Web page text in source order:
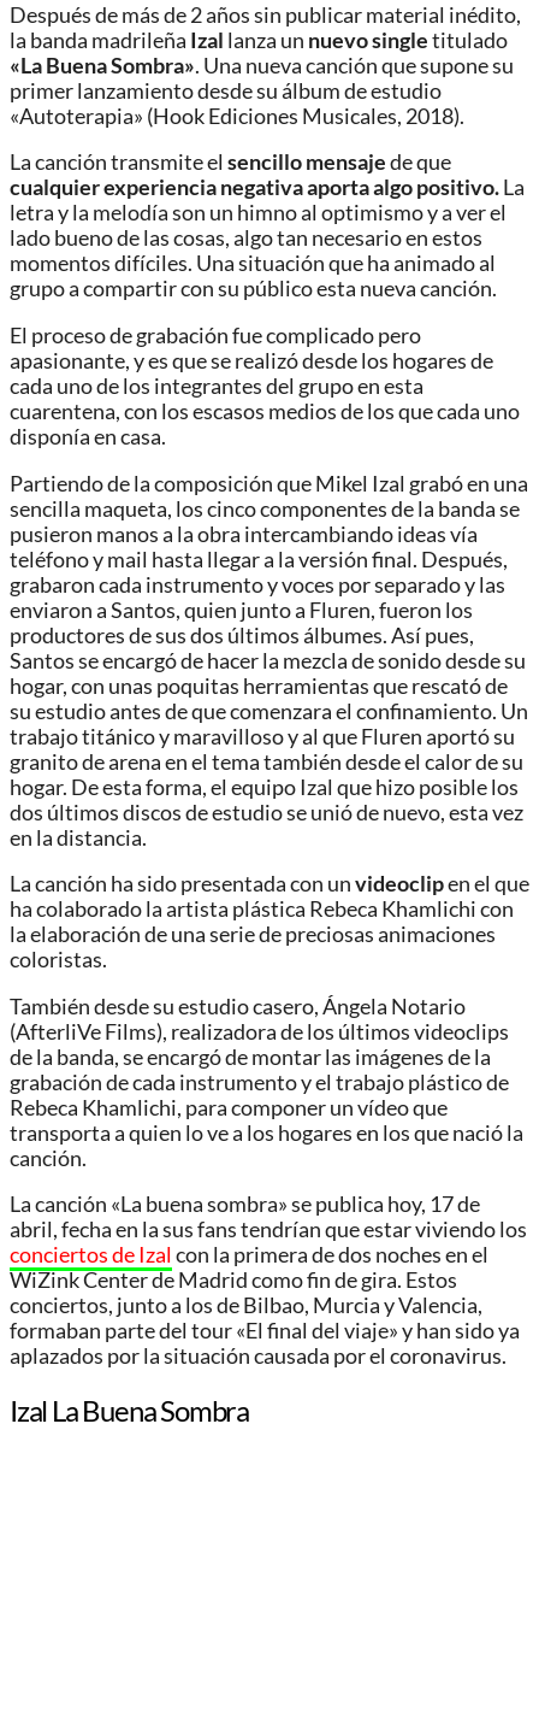
Después de más de 2 años sin publicar material inédito,
la banda madrileña Izal lanza un nuevo singletitulado
«La Buena Sombra». Una nueva canción que supone su
primer lanzamiento desde su álbum de estudio
«Autoterapia» (Hook Ediciones Musicales, 2018).
La canción transmite el sencillo mensajede que
cualquier experiencia negativa aporta algo positivo.La
letra y la melodía son un himno al optimismo y a ver el
lado bueno de las cosas, algo tan necesario en estos
momentos difíciles. Una situación que ha animado al
grupo a compartir con su público esta nueva canción.
El proceso de grabación fue complicado pero
apasionante, y es que se realizó desde los hogares de
cada uno de los integrantes del grupo en esta
cuarentena, con los escasos medios de los que cada uno
disponía en casa.
Partiendo de la composición que Mikel Izal grabó en una
sencilla maqueta, los cinco componentes de la banda se
pusieron manos a la obra intercambiando ideas vía
teléfono y mail hasta llegar a la versión final. Después,
grabaron cada instrumento y voces por separado y las
enviaron a Santos, quien junto a Fluren, fueron los
productores de sus dos últimos álbumes. Así pues,
Santos se encargó de hacer la mezcla de sonido desde su
hogar, con unas poquitas herramientas que rescató de
su estudio antes de que comenzara el confinamiento. Un
trabajo titánico y maravilloso y al que Fluren aportó su
granito de arena en el tema también desde el calor de su
hogar. De esta forma, el equipo Izal que hizo posible los
dos últimos discos de estudio se unió de nuevo, esta vez
en la distancia.
La canción ha sido presentada con unvideoclipen el que
ha colaborado la artista plástica Rebeca Khamlichi con
la elaboración de una serie de preciosas animaciones
coloristas.
También desde su estudio casero, Ángela Notario
(AfterliVe Films), realizadora de los últimos videoclips
de la banda, se encargó de montar las imágenes de la
grabación de cada instrumento y el trabajo plástico de
Rebeca Khamlichi, para componer un vídeo que
transporta a quien lo ve a los hogares en los que nació la
canción.
La canción «La buena sombra» se publica hoy, 17 de
abril, fecha en la sus fans tendrían que estar viviendo los
conciertos de Izalcon la primera de dos noches en el
WiZink Center de Madrid como fin de gira. Estos
conciertos, junto a los de Bilbao, Murcia y Valencia,
formaban parte del tour «El final del viaje» y han sido ya
aplazados por la situación causada por el coronavirus.
Izal La Buena Sombra